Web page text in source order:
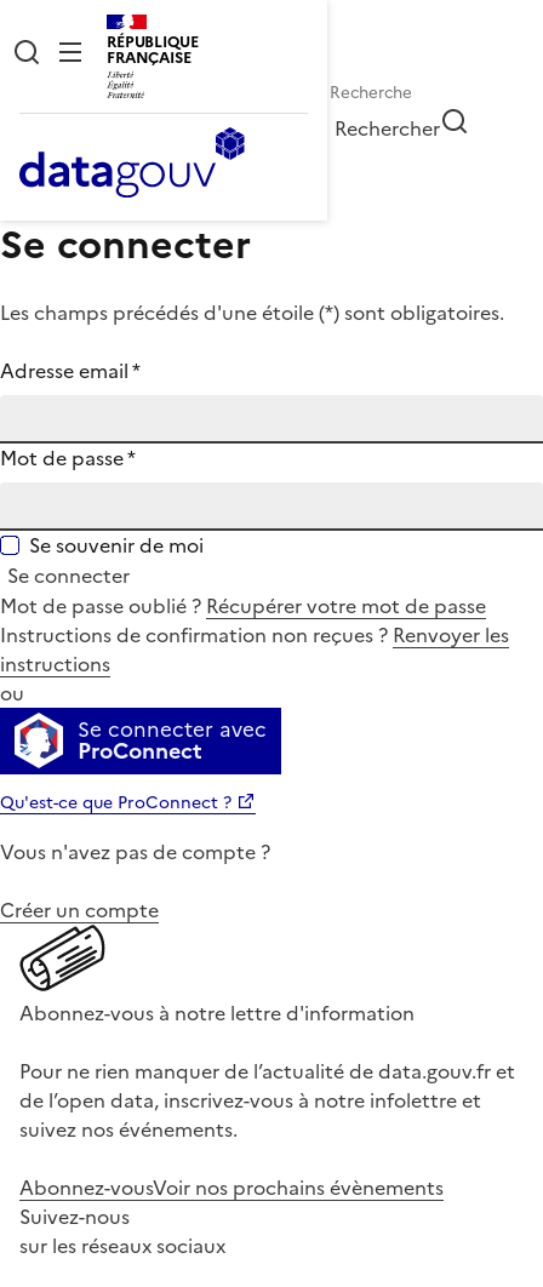
RÉPUBLIQUE
FRANÇAISE
Rechercher
Se connecter
Les champs précédés d'une étoile (*) sont obligatoires.
Adresse email*
Mot de passe*
Se souvenir de moi
Se connecter
Mot de passe oublié ? Récupérer votre mot de passe
Instructions de confirmation non reçues ? Renvoyer les
instructions
ou
Se connecter avec
ProConnect
Qu'est-ce que ProConnect ?
Vous n'avez pas de compte ?
Créer un compte
Abonnez-vous à notre lettre d'information
Pour ne rien manquer de l’actualité de data.gouv.fr et
de l’open data, inscrivez-vous à notre infolettre et
suivez nos événements.
Abonnez-vousVoir nos prochains évènements
Suivez-nous
sur les réseaux sociaux